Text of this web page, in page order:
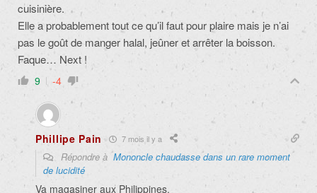
cuisinière.
Elle a probablement tout ce qu’il faut pour plaire mais je n’ai
pas le goût de manger halal, jeûner et arrêter la boisson.
Faque… Next !
9 -4
Phillipe Pain 7 mois il y a
Répondre àMononcle chaudasse dans un rare moment
de lucidité
Va magasiner aux Philippines.